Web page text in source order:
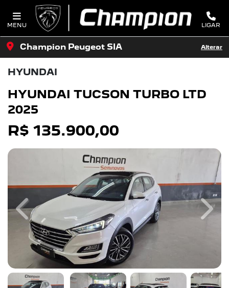
MENU LIGAR
Champion Peugeot SIA Alterar
HYUNDAI
HYUNDAI TUCSON TURBO LTD
2025
R$ 135.900,00
Previous Next